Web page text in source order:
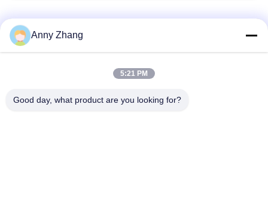
populaire categorieën
ongebaande
Anny Zhang
5:21 PM
Good day, what product are you looking for?